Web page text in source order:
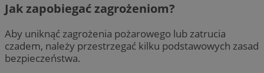
Jak zapobiegać zagrożeniom?
Aby uniknąć zagrożenia pożarowego lub zatrucia
czadem, należy przestrzegać kilku podstawowych zasad
bezpieczeństwa.